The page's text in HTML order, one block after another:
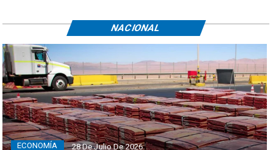
ECONOMÍA 28 De Julio De 2026
NACIONAL